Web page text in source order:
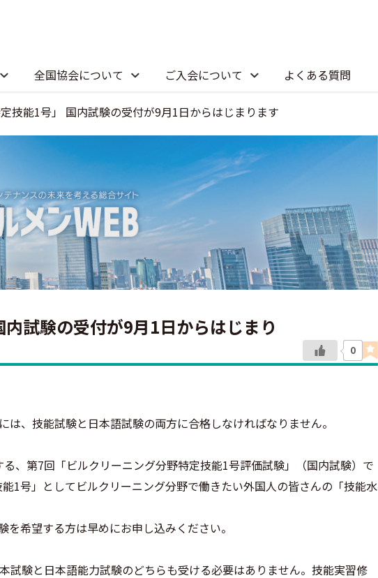
全国協会について ご入会について よくある質問
技能1号」 国内試験の受付が9月1日からはじまります
試験の受付が9月1日からはじまり
0
、技能試験と日本語試験の両方に合格しなければなりません。
、第7回「ビルクリーニング分野特定技能1号評価試験」（国内試験）で
1号」としてビルクリーニング分野で働きたい外国人の皆さんの「技能水
希望する方は早めにお申し込みください。
試験と日本語能力試験のどちらも受ける必要はありません。技能実習修